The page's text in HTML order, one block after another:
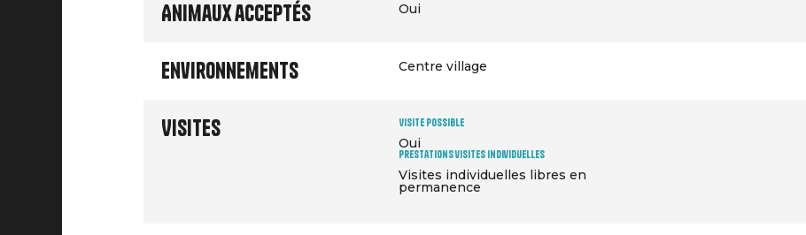
Animaux acceptés Oui
Environnements Centre village
Visites Visite possible
Oui
Prestations visites individuelles
Visites individuelles libres en
permanence